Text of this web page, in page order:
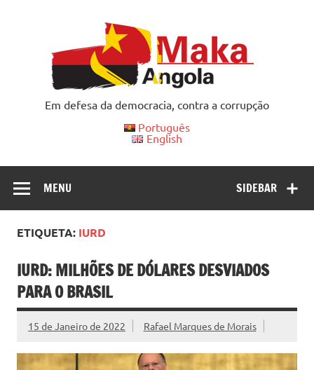
Em defesa da democracia, contra a corrupção
Português
English
SIDEBAR
MENU
ETIQUETA: IURD
IURD: MILHÕES DE DÓLARES DESVIADOS
PARA O BRASIL
15 de Janeiro de 2022 Rafael Marques de Morais